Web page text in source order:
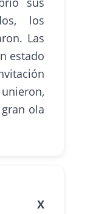
los
Las
estado
ola
X